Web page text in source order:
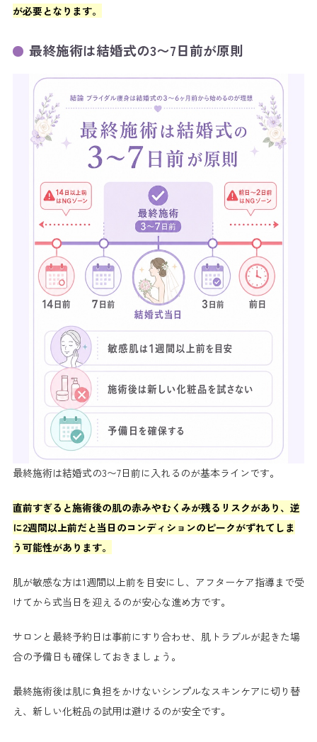
が必要となります。
最終施術は結婚式の3〜7日前が原則
最終施術は結婚式の3〜7日前に入れるのが基本ラインです。
直前すぎると施術後の肌の赤みやむくみが残るリスクがあり、逆
に2週間以上前だと当日のコンディションのピークがずれてしま
う可能性があります。
肌が敏感な方は1週間以上前を目安にし、アフターケア指導まで受
けてから式当日を迎えるのが安心な進め方です。
サロンと最終予約日は事前にすり合わせ、肌トラブルが起きた場
合の予備日も確保しておきましょう。
最終施術後は肌に負担をかけないシンプルなスキンケアに切り替
え、新しい化粧品の試用は避けるのが安全です。